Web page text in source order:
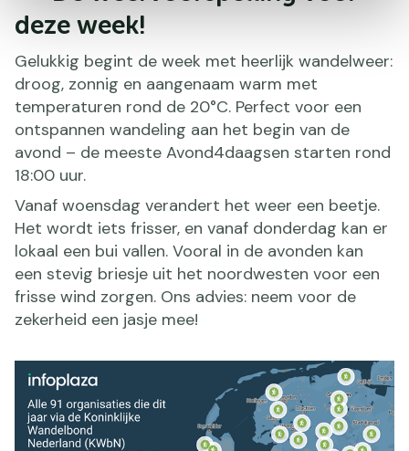
deze week!
Gelukkig begint de week met heerlijk wandelweer:
droog, zonnig en aangenaam warm met
temperaturen rond de 20°C. Perfect voor een
ontspannen wandeling aan het begin van de
avond – de meeste Avond4daagsen starten rond
18:00 uur.
Vanaf woensdag verandert het weer een beetje.
Het wordt iets frisser, en vanaf donderdag kan er
lokaal een bui vallen. Vooral in de avonden kan
een stevig briesje uit het noordwesten voor een
frisse wind zorgen. Ons advies: neem voor de
zekerheid een jasje mee!